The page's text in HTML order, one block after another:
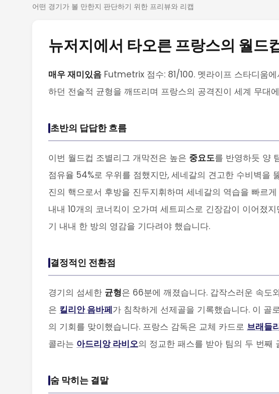
어떤 경기가 볼 만한지 판단하기 위한 프리뷰와 리캡
뉴저지에서 타오른 프랑스의 월드
매우 재미있음 Futmetrix 점수: 81/100. 멧라이프 스타디움
하던 전술적 균형을 깨뜨리며 프랑스의 공격진이 세계 무대
초반의 답답한 흐름
이번 월드컵 조별리그 개막전은 높은 중요도를 반영하듯 양
점유율 54%로 우위를 점했지만, 세네갈의 견고한 수비벽을
진의 핵으로서 후방을 진두지휘하며 세네갈의 역습을 빠르
내내 10개의 코너킥이 오가며 세트피스로 긴장감이 이어졌
기 내내 한 방의 영감을 기다려야 했습니다.
결정적인 전환점
경기의 섬세한 균형은 66분에 깨졌습니다. 갑작스러운 속도
은 킬리안 음바페가 침착하게 선제골을 기록했습니다. 이 골
의 기회를 맞이했습니다. 프랑스 감독은 교체 카드로 브래들
콜라는 아드리앙 라비오의 정교한 패스를 받아 팀의 두 번째
숨 막히는 결말